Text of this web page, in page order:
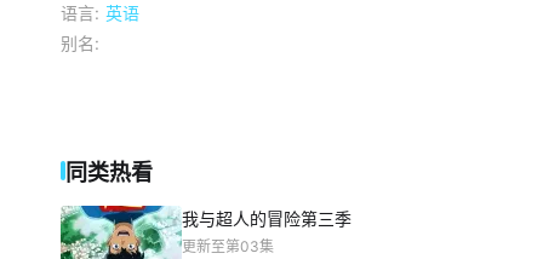
语言: 英语
别名:
同类热看
我与超人的冒险第三季
更新至第03集